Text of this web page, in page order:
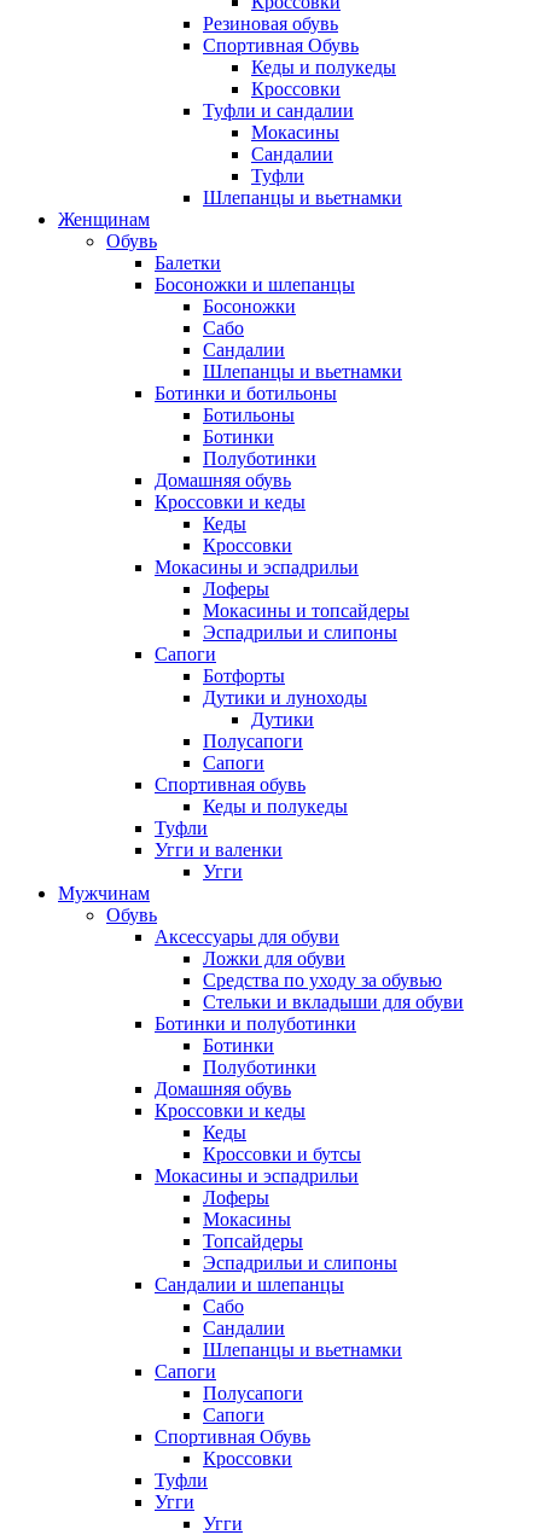
Резиновая обувь
Спортивная Обувь
Кеды и полукеды
Кроссовки
Туфли и сандалии
Мокасины
Сандалии
Туфли
Шлепанцы и вьетнамки
Женщинам
Обувь
Балетки
Босоножки и шлепанцы
Босоножки
Сабо
Сандалии
Шлепанцы и вьетнамки
Ботинки и ботильоны
Ботильоны
Ботинки
Полуботинки
Домашняя обувь
Кроссовки и кеды
Кеды
Кроссовки
Мокасины и эспадрильи
Лоферы
Мокасины и топсайдеры
Эспадрильи и слипоны
Сапоги
Ботфорты
Дутики и луноходы
Дутики
Полусапоги
Сапоги
Спортивная обувь
Кеды и полукеды
Туфли
Угги и валенки
Угги
Мужчинам
Обувь
Аксессуары для обуви
Ложки для обуви
Средства по уходу за обувью
Стельки и вкладыши для обуви
Ботинки и полуботинки
Ботинки
Полуботинки
Домашняя обувь
Кроссовки и кеды
Кеды
Кроссовки и бутсы
Мокасины и эспадрильи
Лоферы
Мокасины
Топсайдеры
Эспадрильи и слипоны
Сандалии и шлепанцы
Сабо
Сандалии
Шлепанцы и вьетнамки
Сапоги
Полусапоги
Сапоги
Спортивная Обувь
Кроссовки
Туфли
Угги
Угги